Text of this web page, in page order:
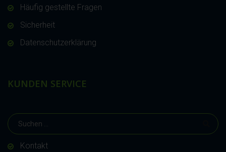
Häufig gestellte Fragen
Sicherheit
Datenschutzerklärung
KUNDEN SERVICE
Kontakt